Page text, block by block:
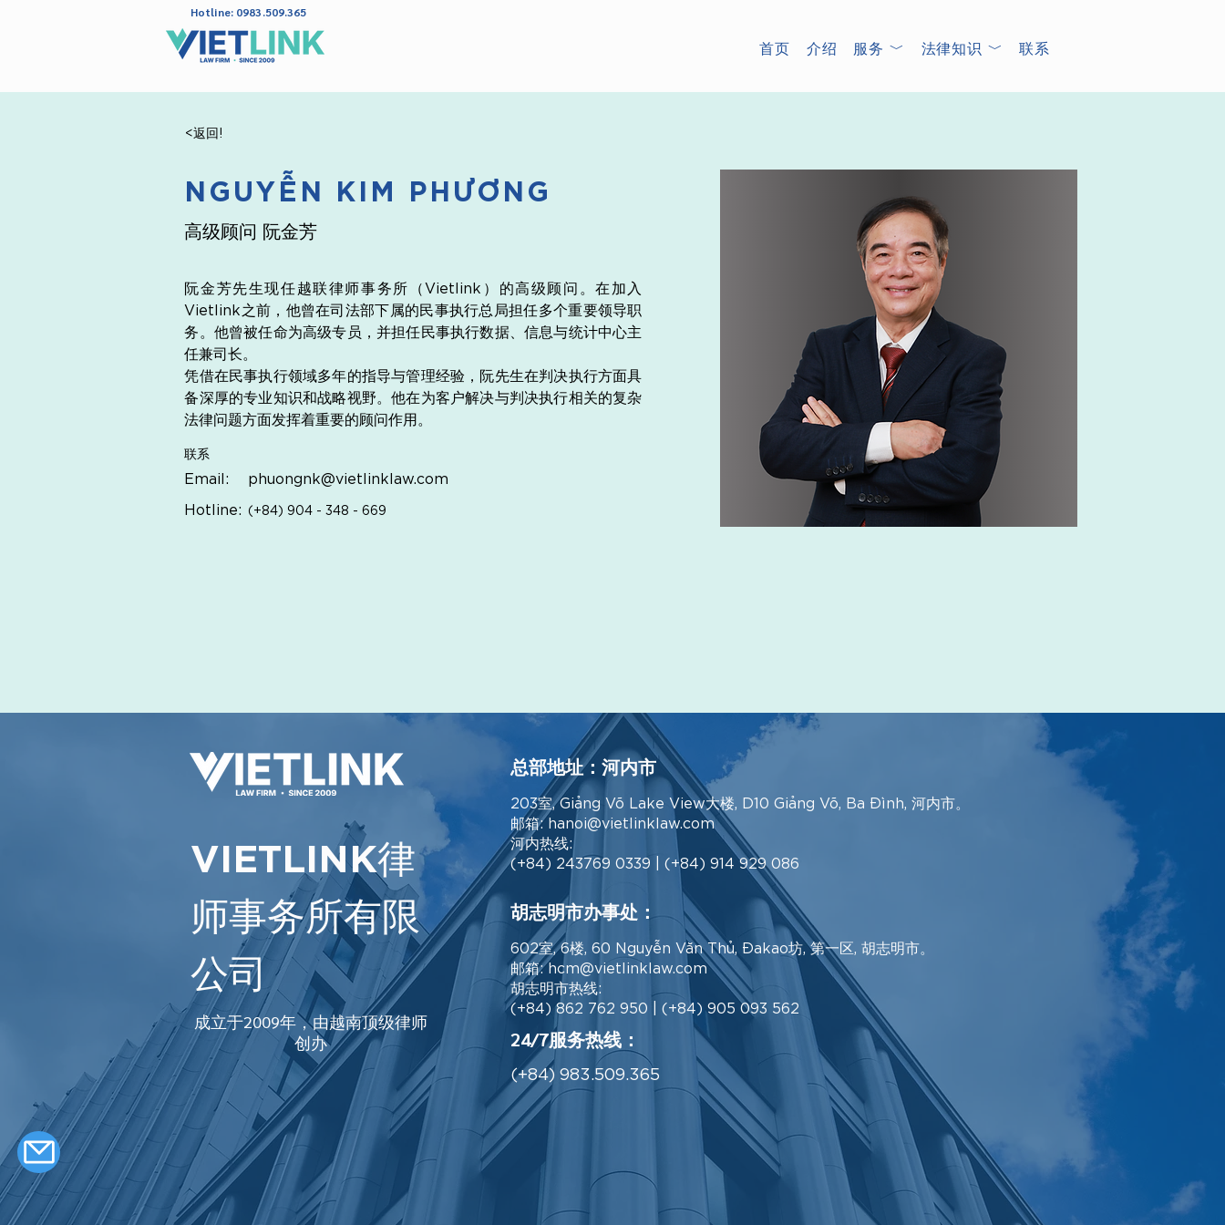
Hotline: 0983.509.365
首页 介绍 服务 ﹀ 法律知识 ﹀ 联系
<返回!
NGUYỄN KIM PHƯƠNG
高级顾问 阮金芳
阮金芳先生现任越联律师事务所（Vietlink）的高级顾问。在加入
Vietlink之前，他曾在司法部下属的民事执行总局担任多个重要领导职
务。他曾被任命为高级专员，并担任民事执行数据、信息与统计中心主
任兼司长。
凭借在民事执行领域多年的指导与管理经验，阮先生在判决执行方面具
备深厚的专业知识和战略视野。他在为客户解决与判决执行相关的复杂
法律问题方面发挥着重要的顾问作用。
联系
Email:
phuongnk@vietlinklaw.com
Hotline: (+84) 904 - 348 - 669
VIETLINK律
师事务所有限
公司
成立于2009年，由越南顶级律师
创办
总部地址：河内市
203室, Giảng Võ Lake View大楼, D10 Giảng Võ, Ba Đình, 河内市。
邮箱:hanoi@vietlinklaw.com
河内热线:
(+84) 243769 0339 | (+84) 914 929 086
胡志明市办事处：
602室, 6楼, 60 Nguyễn Văn Thủ, Đakao坊, 第一区, 胡志明市。
邮箱:hcm@vietlinklaw.com
胡志明市热线:
(+84) 862 762 950 | (+84) 905 093 562
24/7服务热线：
(+84) 983.509.365